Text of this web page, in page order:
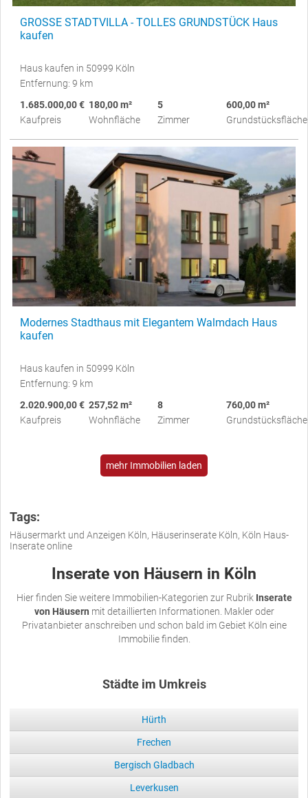
GROSSE STADTVILLA - TOLLES GRUNDSTÜCK Haus
kaufen
Haus kaufen in 50999 Köln
Entfernung: 9 km
1.685.000,00 €
Kaufpreis
180,00 m²
Wohnfläche
5
Zimmer
600,00 m²
Grundstücksfläche
Modernes Stadthaus mit Elegantem Walmdach Haus
kaufen
Haus kaufen in 50999 Köln
Entfernung: 9 km
2.020.900,00 €
Kaufpreis
257,52 m²
Wohnfläche
8
Zimmer
760,00 m²
Grundstücksfläche
mehr Immobilien laden
Tags:
Häusermarkt und Anzeigen Köln, Häuserinserate Köln, Köln Haus-
Inserate online
Inserate von Häusern in Köln
Hier finden Sie weitere Immobilien-Kategorien zur Rubrik Inserate
von Häusern mit detaillierten Informationen. Makler oder
Privatanbieter anschreiben und schon bald im Gebiet Köln eine
Immobilie finden.
Städte im Umkreis
Hürth
Frechen
Bergisch Gladbach
Leverkusen